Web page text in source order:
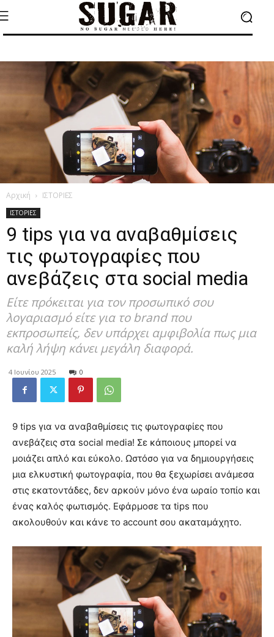
Αρχική ΙΣΤΟΡΙΕΣ
ΙΣΤΟΡΙΕΣ
9 tips για να αναβαθμίσεις
τις φωτογραφίες που
ανεβάζεις στα social media
Είτε πρόκειται για τον προσωπικό σου
λογαριασμό είτε για το brand που
εκπροσωπείς, δεν υπάρχει αμφιβολία πως μια
καλή λήψη κάνει μεγάλη διαφορά.
4 Ιουνίου 2025 0
9 tips για να αναβαθμίσεις τις φωτογραφίες που
ανεβάζεις στα social media! Σε κάποιους μπορεί να
μοιάζει απλό και εύκολο. Ωστόσο για να δημιουργήσεις
μια ελκυστική φωτογραφία, που θα ξεχωρίσει ανάμεσα
στις εκατοντάδες, δεν αρκούν μόνο ένα ωραίο τοπίο και
ένας καλός φωτισμός. Εφάρμοσε τα tips που
ακολουθούν και κάνε το account σου ακαταμάχητο.